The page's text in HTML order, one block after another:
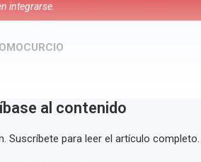
integrarse.
al contenido
Suscríbete para leer el artículo completo.